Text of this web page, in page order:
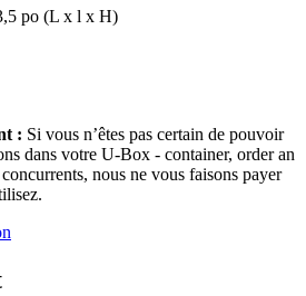
po (L x l x H)
: Si vous n’êtes pas certain de pouvoir
dans votre U-Box - container, order an
nous ne vous faisons payer